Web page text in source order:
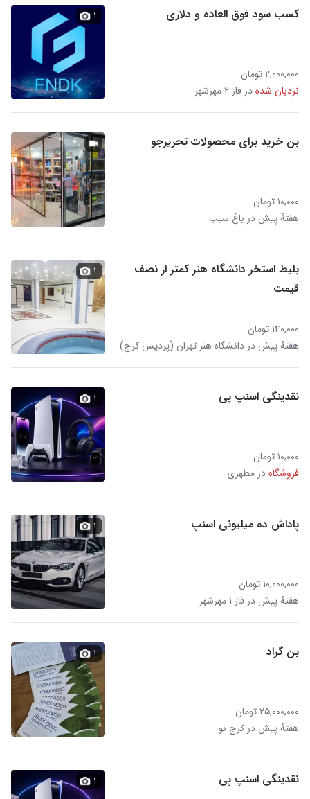
کسب سود فوق العاده و دلاری
۲,۰۰۰,۰۰۰ تومان
نردبان شدهدر فاز ۲ مهرشهر
۱
بن خرید برای محصولات تحریرجو
۱۰,۰۰۰ تومان
هفتهٔ پیش در باغ سیب
بلیط استخر دانشگاه هنر کمتر از نصف
قیمت
۱۴۰,۰۰۰ تومان
هفتهٔ پیش در دانشگاه هنر تهران (پردیس کرج)
۱
نقدینگی اسنپ پی
۱۰,۰۰۰ تومان
فروشگاهدر مطهری
۱
پاداش ده میلیونی اسنپ
۱۰,۰۰۰,۰۰۰ تومان
هفتهٔ پیش در فاز ۱ مهرشهر
۱
بن گراد
۲۵,۰۰۰,۰۰۰ تومان
هفتهٔ پیش در کرج نو
۱
نقدینگی اسنپ پی ۱